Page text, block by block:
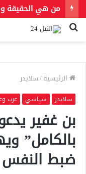
من هي الحقيقة
بحث
الرئيسية/سلايدر
سلايدر سياسي عرب
بن غفير
بالكامل”
ضبط النفس